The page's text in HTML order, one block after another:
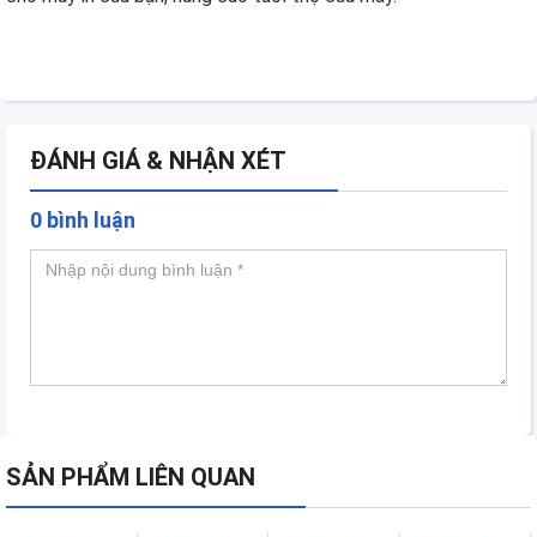
ĐÁNH GIÁ & NHẬN XÉT
0 bình luận
SẢN PHẨM LIÊN QUAN